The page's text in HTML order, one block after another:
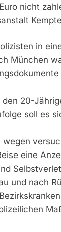
nicht
in
München
20-
soll es
eine
und nach